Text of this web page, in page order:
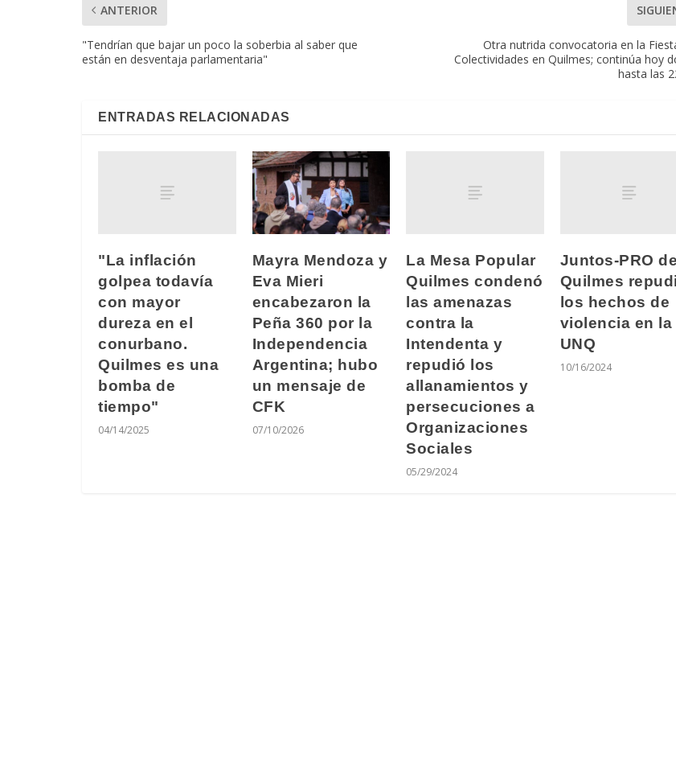
ANTERIOR
"Tendrían que bajar un poco la soberbia al saber que
están en desventaja parlamentaria"
Otra nutrida convocatoria en la
Colectividades en Quilmes; continúa hoy
hasta las
ENTRADAS RELACIONADAS
"La inflación
golpea todavía
con mayor
dureza en el
conurbano.
Quilmes es una
bomba de
tiempo"
04/14/2025
Mayra Mendoza y
Eva Mieri
encabezaron la
Peña 360 por la
Independencia
Argentina; hubo
un mensaje de
CFK
07/10/2026
La Mesa Popular
Quilmes condenó
las amenazas
contra la
Intendenta y
repudió los
allanamientos y
persecuciones a
Organizaciones
Sociales
05/29/2024
Juntos-PRO de
Quilmes
los hechos de
violencia en la
UNQ
10/16/2024